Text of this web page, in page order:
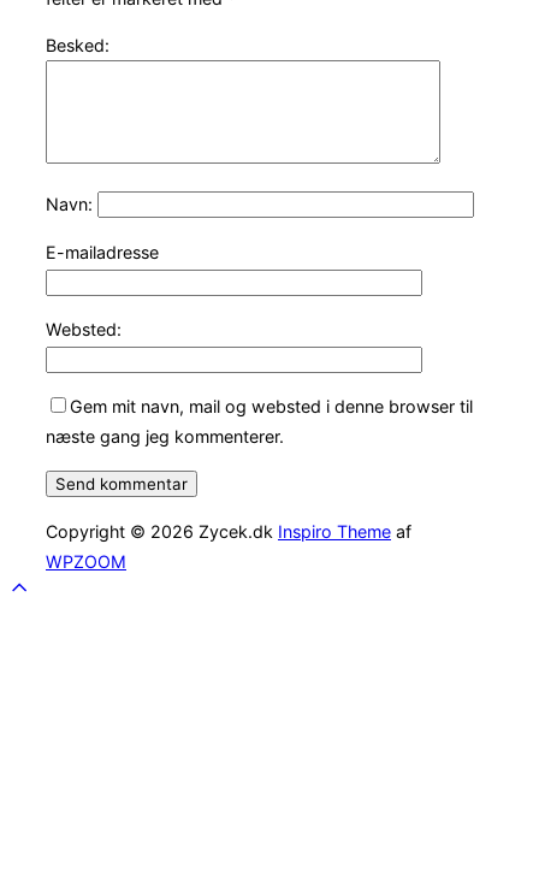
Besked:
Navn:
E-mailadresse
Websted:
Gem mit navn, mail og websted i denne browser til
næste gang jeg kommenterer.
Copyright © 2026 Zycek.dk Inspiro Theme af
WPZOOM